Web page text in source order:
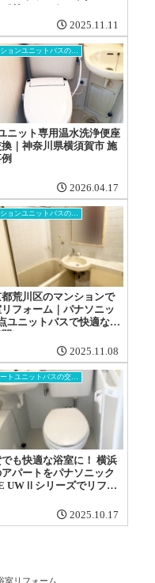
リフォーム
2025.11.11
ニット専用温水洗浄便座
｜神奈川県横須賀市 施
2026.04.17
マンションユニットバスの交換工事
荒川区のマンションで
フォーム｜パナソニッ
ユニットバスで快適な浴
に
2025.11.08
アパートユニットバスの交換工事
も快適な浴室に！ 横浜
パートをパナソニック
UWⅡシリーズでリフォ
2025.10.17
室リフォーム